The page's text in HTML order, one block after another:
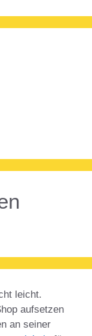
leicht.
aufsetzen
an seiner